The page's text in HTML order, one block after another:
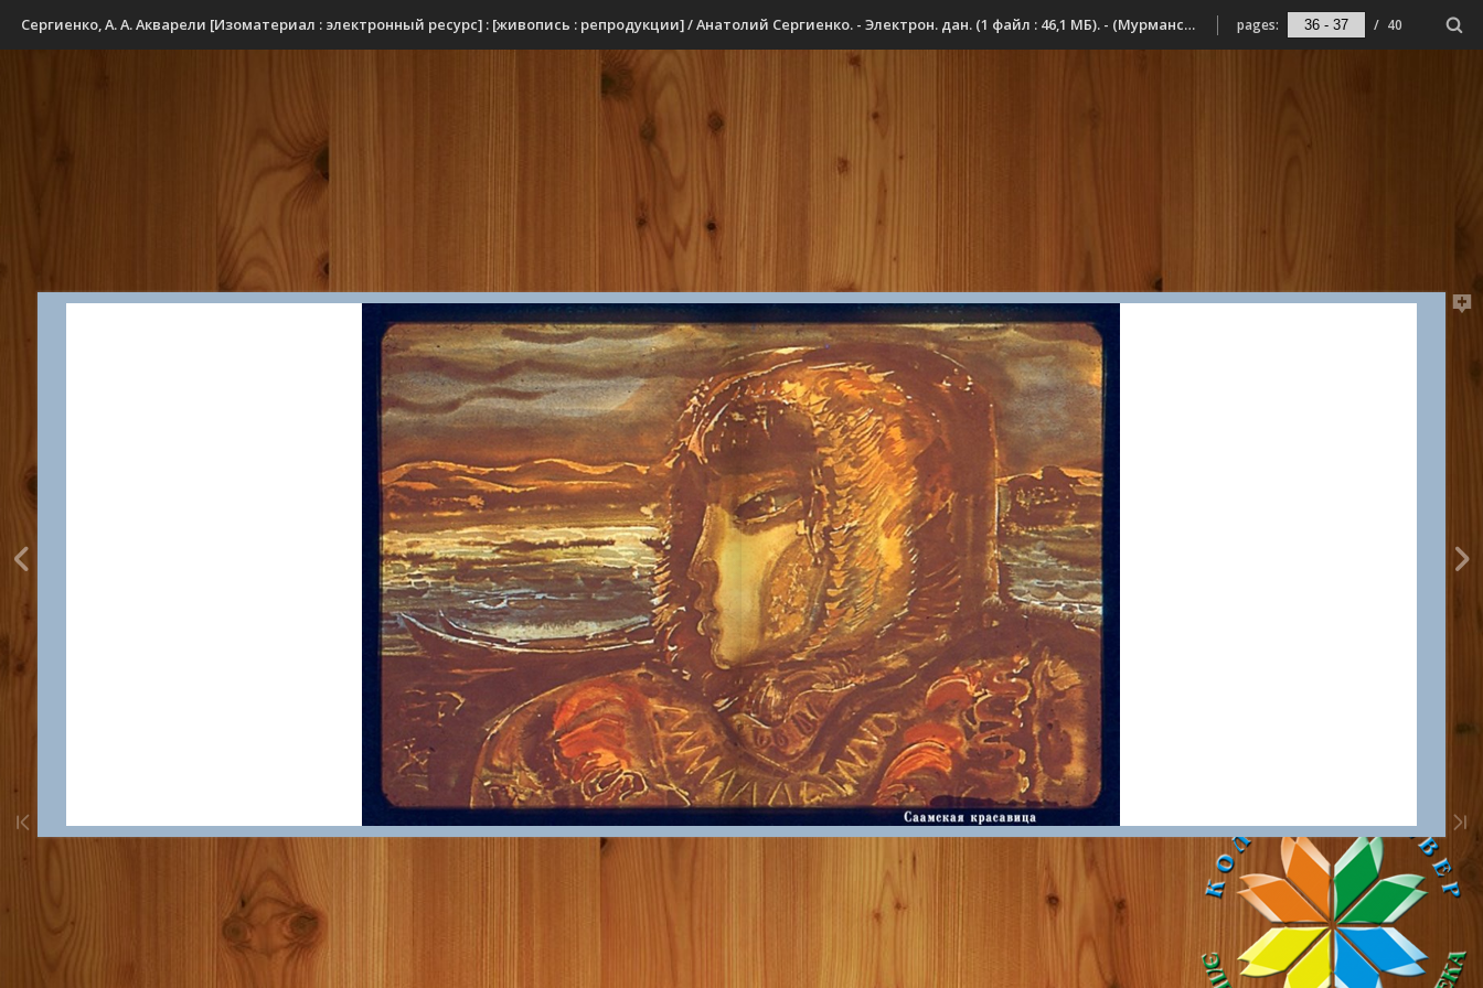
Сергиенко, А. А. Акварели [Изоматериал : электронный ресурс] : [живопись : репродукции] / Анатолий Сергиенко. - Электрон. дан. (1 файл : 46,1 МБ). - (Мурманск : Мурманская государственная областная универсальная научная библиотека, 2016). - Режим доступа: сайт Мурманской государственной областной универсальной научной библиотеки. - Загл. с экрана. - Файл в формате Portable Document Format (PDF) pages: / 40